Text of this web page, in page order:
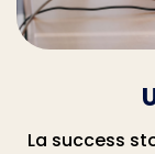
Juridique
La success